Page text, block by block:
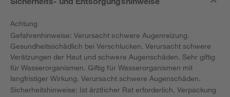
Achtung
Gefahrenhinweise: Verursacht schwere Augenreizung.
Gesundheitsschädlich bei Verschlucken. Verursacht schwere
Verätzungen der Haut und schwere Augenschäden. Sehr giftig
für Wasserorganismen. Giftig für Wasserorganismen mit
langfristiger Wirkung. Verursacht schwere Augenschäden.
Sicherheitshinweise: Ist ärztlicher Rat erforderlich, Verpackung